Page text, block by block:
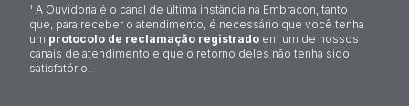
¹ A Ouvidoria é o canal de última instância na Embracon, tanto
que, para receber o atendimento, é necessário que você tenha
um protocolo de reclamação registrado em um de nossos
canais de atendimento e que o retorno deles não tenha sido
satisfatório.